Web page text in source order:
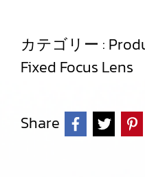
カテゴリー :
Fixed Focus Lens
Share